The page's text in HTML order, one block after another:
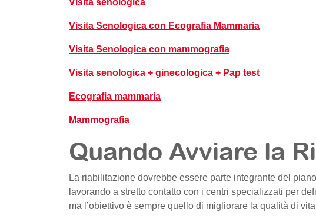
Visita senologica
Visita Senologica con Ecografia Mammaria
Visita Senologica con mammografia
Visita senologica + ginecologica + Pap test
Ecografia mammaria
Mammografia
Quando Avviare la
La riabilitazione dovrebbe essere parte integrante del
lavorando a stretto contatto con i centri specializzati per
ma l’obiettivo è sempre quello di migliorare la qualità di